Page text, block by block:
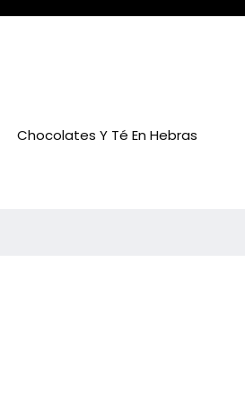
Chocolates Y Té En Hebras